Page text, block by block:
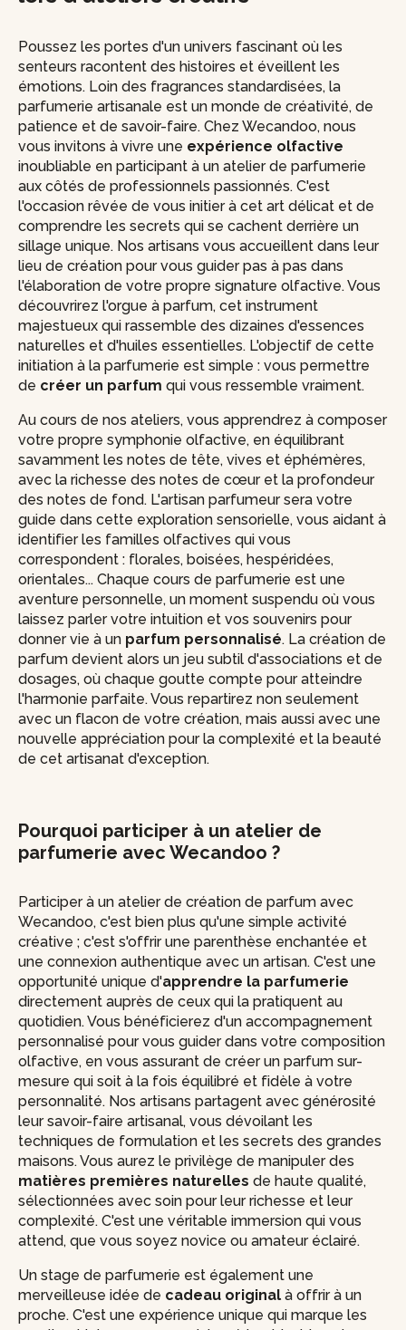
Poussez les portes d'un univers fascinant où les
senteurs racontent des histoires et éveillent les
émotions. Loin des fragrances standardisées, la
parfumerie artisanale est un monde de créativité, de
patience et de savoir-faire. Chez Wecandoo, nous
vous invitons à vivre une expérience olfactive
inoubliable en participant à un atelier de parfumerie
aux côtés de professionnels passionnés. C'est
l'occasion rêvée de vous initier à cet art délicat et de
comprendre les secrets qui se cachent derrière un
sillage unique. Nos artisans vous accueillent dans leur
lieu de création pour vous guider pas à pas dans
l'élaboration de votre propre signature olfactive. Vous
découvrirez l'orgue à parfum, cet instrument
majestueux qui rassemble des dizaines d'essences
naturelles et d'huiles essentielles. L'objectif de cette
initiation à la parfumerie est simple : vous permettre
de créer un parfum qui vous ressemble vraiment.
Au cours de nos ateliers, vous apprendrez à composer
votre propre symphonie olfactive, en équilibrant
savamment les notes de tête, vives et éphémères,
avec la richesse des notes de cœur et la profondeur
des notes de fond. L'artisan parfumeur sera votre
guide dans cette exploration sensorielle, vous aidant à
identifier les familles olfactives qui vous
correspondent : florales, boisées, hespéridées,
orientales... Chaque cours de parfumerie est une
aventure personnelle, un moment suspendu où vous
laissez parler votre intuition et vos souvenirs pour
donner vie à un parfum personnalisé. La création de
parfum devient alors un jeu subtil d'associations et de
dosages, où chaque goutte compte pour atteindre
l'harmonie parfaite. Vous repartirez non seulement
avec un flacon de votre création, mais aussi avec une
nouvelle appréciation pour la complexité et la beauté
de cet artisanat d'exception.
Pourquoi participer à un atelier de
parfumerie avec Wecandoo ?
Participer à un atelier de création de parfum avec
Wecandoo, c'est bien plus qu'une simple activité
créative ; c'est s'offrir une parenthèse enchantée et
une connexion authentique avec un artisan. C'est une
opportunité unique d'apprendre la parfumerie
directement auprès de ceux qui la pratiquent au
quotidien. Vous bénéficierez d'un accompagnement
personnalisé pour vous guider dans votre composition
olfactive, en vous assurant de créer un parfum sur-
mesure qui soit à la fois équilibré et fidèle à votre
personnalité. Nos artisans partagent avec générosité
leur savoir-faire artisanal, vous dévoilant les
techniques de formulation et les secrets des grandes
maisons. Vous aurez le privilège de manipuler des
matières premières naturelles de haute qualité,
sélectionnées avec soin pour leur richesse et leur
complexité. C'est une véritable immersion qui vous
attend, que vous soyez novice ou amateur éclairé.
Un stage de parfumerie est également une
merveilleuse idée de cadeau original à offrir à un
proche. C'est une expérience unique qui marque les